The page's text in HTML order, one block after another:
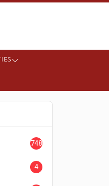
748
4